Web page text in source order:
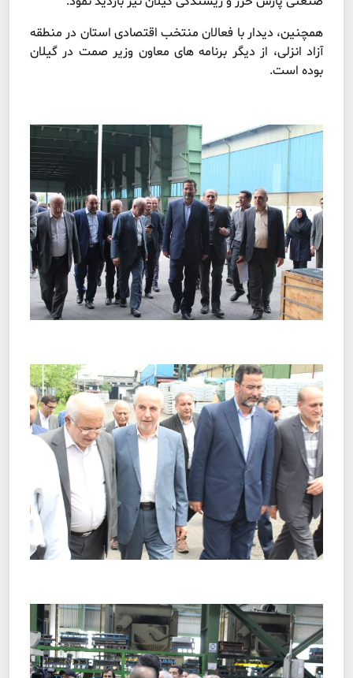
همچنین، دیدار با فعالان منتخب اقتصادی استان در منطقه
آزاد انزلی، از دیگر برنامه های معاون وزیر صمت در گیلان
بوده است.